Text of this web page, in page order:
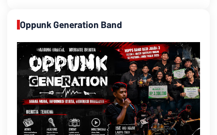
Oppunk Generation Band